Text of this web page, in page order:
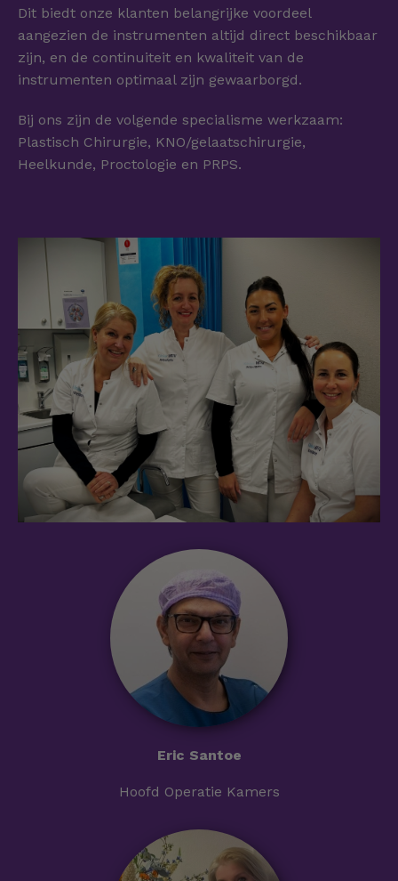
Dit biedt onze klanten belangrijke voordeel
aangezien de instrumenten altijd direct beschikbaar
zijn, en de continuiteit en kwaliteit van de
instrumenten optimaal zijn gewaarborgd.
Bij ons zijn de volgende specialisme werkzaam:
Plastisch Chirurgie, KNO/gelaatschirurgie,
Heelkunde, Proctologie en PRPS.
Eric Santoe
Hoofd Operatie Kamers